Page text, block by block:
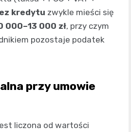
kredytu zwykle mieści się
000–13 000 zł, przy czym
pozostaje podatek
przy umowie
liczona od wartości